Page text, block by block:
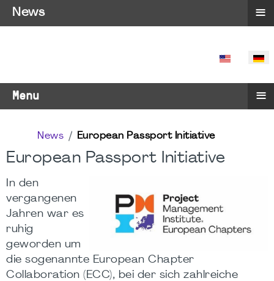
SPRACHE
Menu ≡
News European Passport Initiative
European Passport Initiative
In den
vergangenen
Jahren war es
ruhig
geworden um
die sogenannte European Chapter
Collaboration (ECC), bei der sich zahlreiche
News ≡